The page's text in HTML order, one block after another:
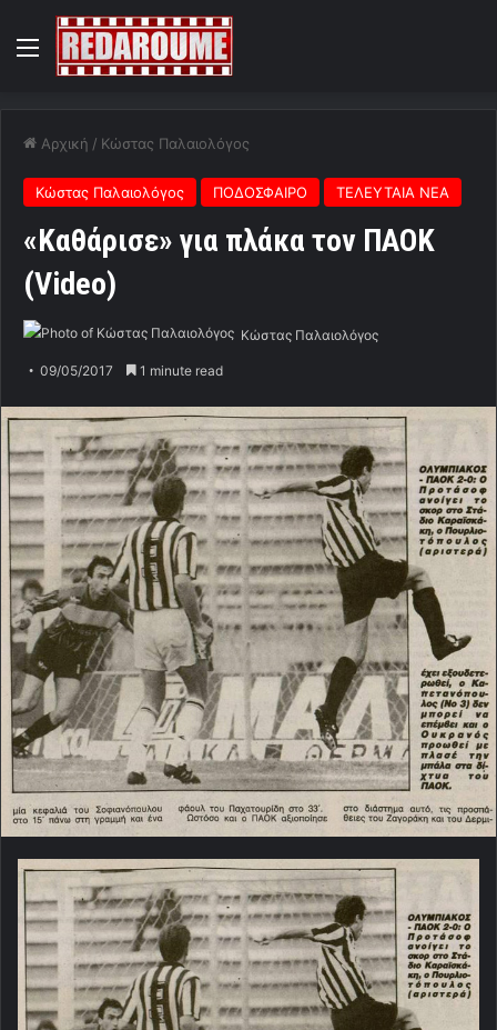
Menu
Αρχική / Κώστας Παλαιολόγος
Κώστας Παλαιολόγος ΠΟΔΟΣΦΑΙΡΟ ΤΕΛΕΥΤΑΙΑ ΝΕΑ
«Καθάρισε» για πλάκα τον ΠΑΟΚ
(Video)
Κώστας Παλαιολόγος
09/05/2017 1 minute read